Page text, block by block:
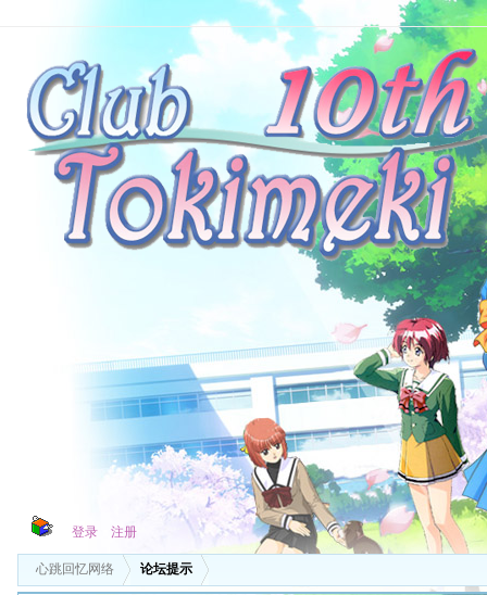
登录 注册
心跳回忆网络 论坛提示